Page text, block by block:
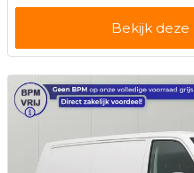
Bekijk